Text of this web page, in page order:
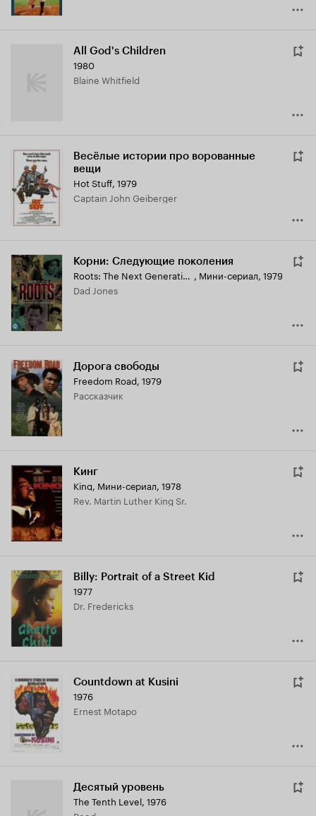
All God's Children
1980
Blaine Whitfield
Весёлые истории про ворованные
вещи
Hot Stuff, 1979
Captain John Geiberger
Корни: Следующие поколения
Roots: The Next Generations , Мини-сериал, 1979
Dad Jones
Дорога свободы
Freedom Road, 1979
рассказчик
Кинг
King, Мини-сериал, 1978
Rev. Martin Luther King Sr.
Billy: Portrait of a Street Kid
1977
Dr. Fredericks
Countdown at Kusini
1976
Ernest Motapo
Десятый уровень
The Tenth Level, 1976